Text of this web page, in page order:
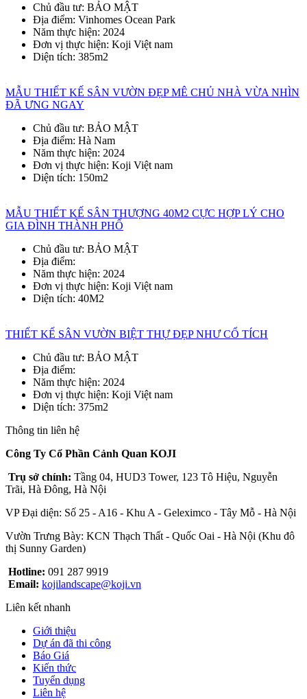
Chủ đầu tư: BẢO MẬT
Địa điểm: Vinhomes Ocean Park
Năm thực hiện: 2024
Đơn vị thực hiện: Koji Việt nam
Diện tích: 385m2
MẪU THIẾT KẾ SÂN VƯỜN ĐẸP MÊ CHỦ NHÀ VỪA NHÌN
ĐÃ ƯNG NGAY
Chủ đầu tư: BẢO MẬT
Địa điểm: Hà Nam
Năm thực hiện: 2024
Đơn vị thực hiện: Koji Việt nam
Diện tích: 150m2
MẪU THIẾT KẾ SÂN THƯỢNG 40M2 CỰC HỢP LÝ CHO
GIA ĐÌNH THÀNH PHỐ
Chủ đầu tư: BẢO MẬT
Địa điểm:
Năm thực hiện: 2024
Đơn vị thực hiện: Koji Việt nam
Diện tích: 40M2
THIẾT KẾ SÂN VƯỜN BIỆT THỰ ĐẸP NHƯ CỔ TÍCH
Chủ đầu tư: BẢO MẬT
Địa điểm:
Năm thực hiện: 2024
Đơn vị thực hiện: Koji Việt nam
Diện tích: 375m2
Thông tin liên hệ
Công Ty Cổ Phần Cảnh Quan KOJI
Trụ sở chính: Tầng 04, HUD3 Tower, 123 Tô Hiệu, Nguyễn
Trãi, Hà Đông, Hà Nội
VP Đại diện: Số 25 - A16 - Khu A - Geleximco - Tây Mỗ - Hà Nội
Vườn Trưng Bày: KCN Thạch Thất - Quốc Oai - Hà Nội (Khu đô
thị Sunny Garden)
Hotline: 091 287 9919
Email: kojilandscape@koji.vn
Liên kết nhanh
Giới thiệu
Dự án đã thi công
Báo Giá
Kiến thức
Tuyển dụng
Liên hệ